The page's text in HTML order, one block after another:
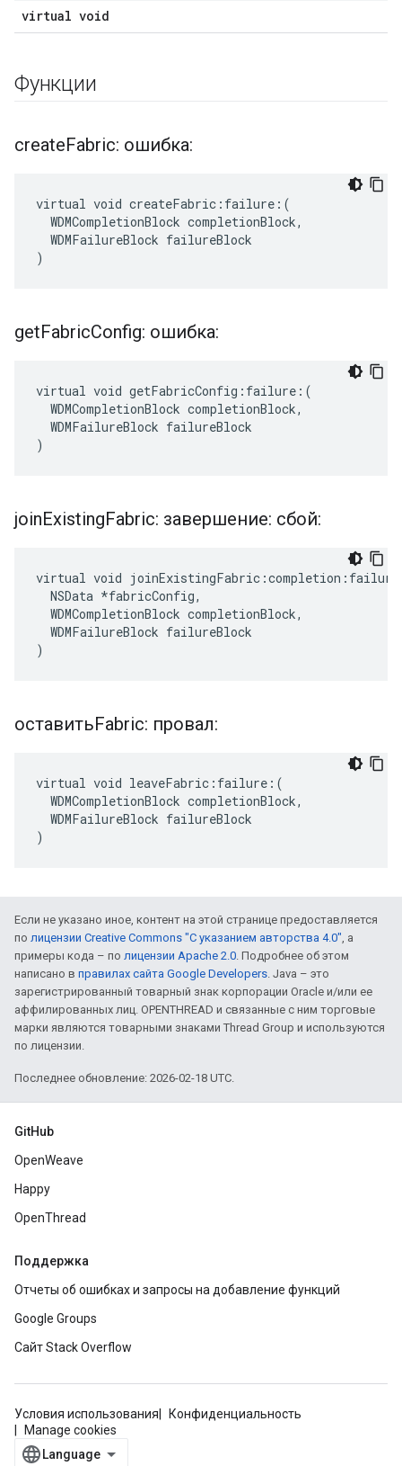
virtual void
Функции
createFabric: ошибка:
virtual void createFabric:failure:(
  WDMCompletionBlock completionBlock,
  WDMFailureBlock failureBlock
)
getFabricConfig: ошибка:
virtual void getFabricConfig:failure:(
  WDMCompletionBlock completionBlock,
  WDMFailureBlock failureBlock
)
joinExistingFabric: завершение: сбой:
virtual void
  NSData *fabricConfig,
  WDMCompletionBlock completionBlock,
  WDMFailureBlock failureBlock
)
оставитьFabric: провал:
virtual void leaveFabric:failure:(
  WDMCompletionBlock completionBlock,
  WDMFailureBlock failureBlock
)
Если не указано иное, контент на этой странице предоставляется
по лицензии Creative Commons "С указанием авторства 4.0", а
примеры кода – по лицензии Apache 2.0. Подробнее об этом
написано в правилах сайта Google Developers. Java – это
зарегистрированный товарный знак корпорации Oracle и/или ее
аффилированных лиц. OPENTHREAD и связанные с ним торговые
марки являются товарными знаками Thread Group и используются
по лицензии.
Последнее обновление: 2026-02-18 UTC.
GitHub
OpenWeave
Happy
OpenThread
Поддержка
Отчеты об ошибках и запросы на добавление функций
Google Groups
Сайт Stack Overflow
Условия использования
Конфиденциальность
Manage cookies